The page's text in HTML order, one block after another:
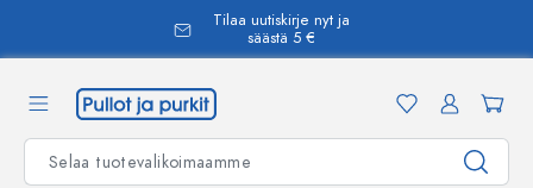
Tilaa uutiskirje nyt ja
säästä 5 €